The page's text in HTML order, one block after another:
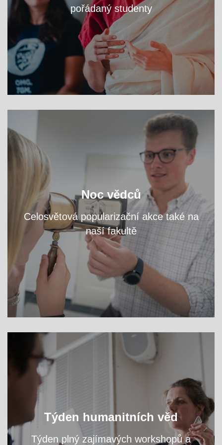
pořádaný studenty
VÍCE
Noc vědců
Celosvětová popularizační akce také na
naší fakultě
Navštivte fakultní areál a
zjistěte na workshopech
přednáškách, čím se tu zabýváme.
VÍCE
Týden humanitních věd
Týden plný zajímavých workshopů a
Oslavte s námi světový den filozofie a navštivte
přednášky a workshopy našich odborníků.